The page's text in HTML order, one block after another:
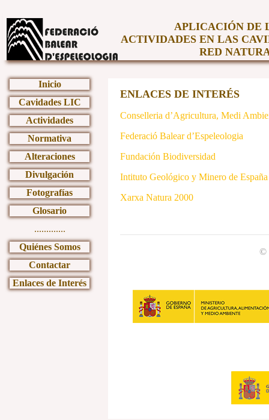
APLICACIÓN DE
ACTIVIDADES EN LAS
RED
Inicio
Cavidades LIC
Actividades
Normativa
Alteraciones
Divulgación
Fotografías
Glosario
.............
Quiénes Somos
Contactar
Enlaces de Interés
ENLACES DE INTERÉS
Conselleria d’Agricultura, Medi
Federació Balear d’Espeleologia
Fundación Biodiversidad
Intituto Geológico y Minero de España
Xarxa Natura 2000
©